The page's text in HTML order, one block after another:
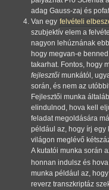
adag Gauss-zaj és
Van egy felvételi
szubjektív elem a
nagyon lehúznának
hogy megvan-e
takarhat. Fontos, hogy
fejlesztői munkától,
során, és nem az
Fejlesztői munka
elindulnod, hova kell
feladat megoldására
például az, hogy írj egy
világon meglévő
A kutatói munka során
honnan indulsz és
munka például az,
reverz transzkriptáz